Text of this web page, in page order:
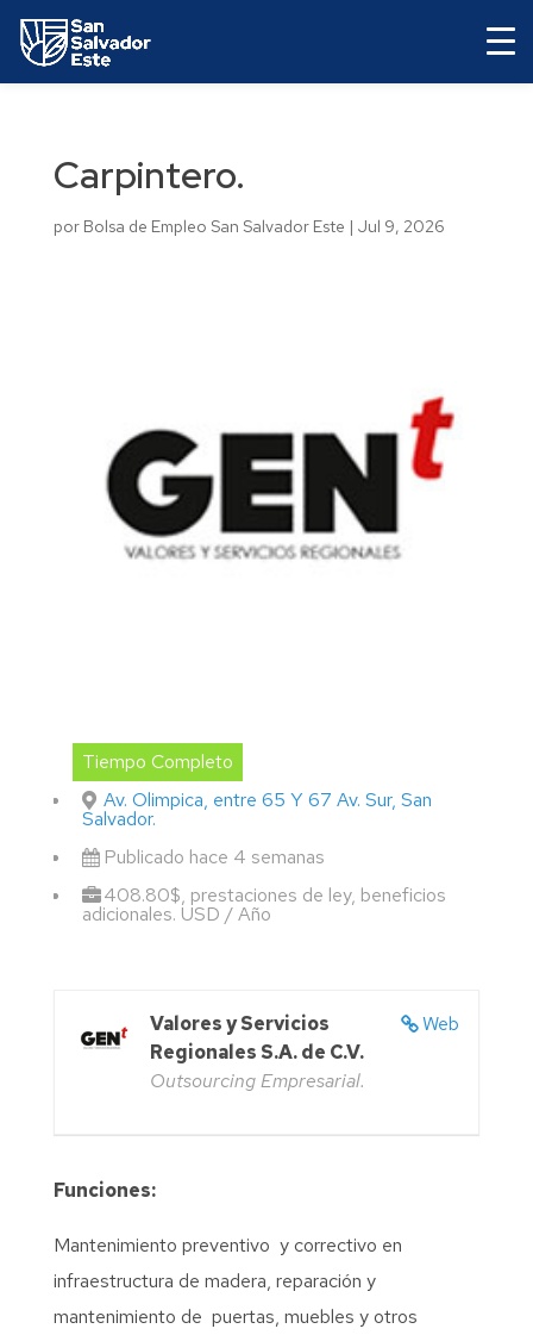
Carpintero.
por Bolsa de Empleo San Salvador Este | Jul 9, 2026
Tiempo Completo
Av. Olimpica, entre 65 Y 67 Av. Sur, San
Salvador.
Publicado hace 4 semanas
408.80$, prestaciones de ley, beneficios
adicionales. USD / Año
Web
Valores y Servicios
Regionales S.A. de C.V.
Outsourcing Empresarial.
Funciones:
Mantenimiento preventivo y correctivo en
infraestructura de madera, reparación y
mantenimiento de puertas, muebles y otros